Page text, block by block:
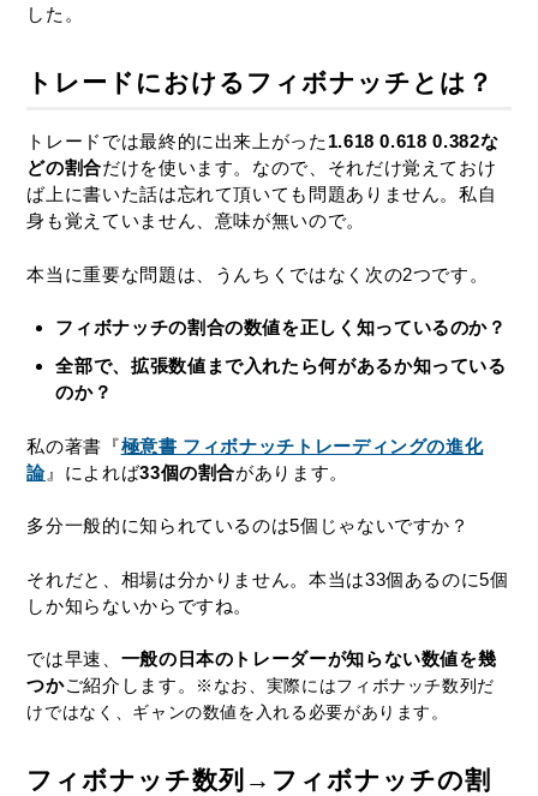
した。
トレードにおけるフィボナッチとは？
トレードでは最終的に出来上がった 1.618 0.618 0.382な
どの割合だけを使います。なので、それだけ覚えておけ
ば上に書いた話は忘れて頂いても問題ありません。私自
身も覚えていません、意味が無いので。
本当に重要な問題は、うんちくではなく次の2つです。
フィボナッチの割合の数値を正しく知っているのか？
全部で、拡張数値まで入れたら何があるか知っている
のか？
私の著書『極意書 フィボナッチトレーディングの進化
論 』によれば33個の割合があります。
多分一般的に知られているのは5個じゃないですか？
それだと、相場は分かりません。本当は33個あるのに5個
しか知らないからですね。
では早速、 一般の日本のトレーダーが知らない数値を幾
つかご紹介します。
※なお、実際にはフィボナッチ数列だ
けではなく、ギャンの数値を入れる必要があります。
フィボナッチ数列→フィボナッチの割